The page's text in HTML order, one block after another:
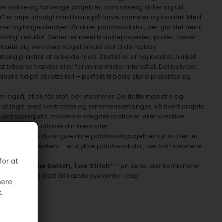
at
unikke og farverige projekter, som virkelig skiller sig ud.
er nøje udvalgt med fokus på farve, mønster og kvalitet. Med
og livlige detaljer får du et patchworkstof, der gør det nemt
resultat. Serien er ideel til quilteprojekter, puder, tasker
dig selv med noget smukt stof til din hobby.
praktisk at arbejde med. Stoffet er af høj kvalitet, hvilket
trådene trævler eller farverne mister intensitet. Det betyder,
tid på at rette fejl – perfekt til både store projekter og
også, at du får stof, der inspirerer. De flotte mønstre og
lege med kontraster og sammensætninger, så hvert projekt
moderne vægdekorationer eller kreative
til at udfolde din kreativitet.
valg, hvis du vil give dine patchworkprojekter nyt liv. Den er
familiemedlem – et stykke patchworkstof, der kan inspirere
med
“One Switch, Two Stitch” – en serie, der kombinerer
hos os, og start dit næste syeventyr i dag!